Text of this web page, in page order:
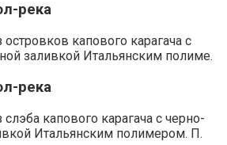
река
капового карагача с
заливкой Итальянским полиме.
река
капового карагача с черно-
Итальянским полимером. П.